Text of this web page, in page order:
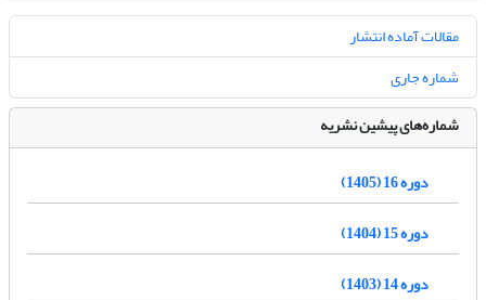
مقالات آماده انتشار
شماره جاری
شماره‌های پیشین نشریه
دوره 16 (1405)
دوره 15 (1404)
دوره 14 (1403)